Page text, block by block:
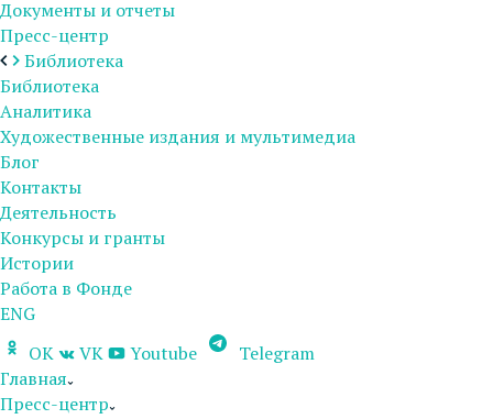
Документы и отчеты
Пресс-центр
Библиотека
Библиотека
Аналитика
Художественные издания и мультимедиа
Блог
Контакты
Деятельность
Конкурсы и гранты
Истории
Работа в Фонде
ENG
OK
VK Youtube
Telegram
Главная
Пресс-центр